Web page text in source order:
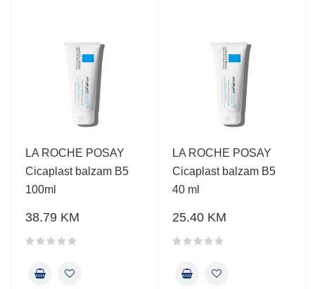
LA ROCHE POSAY
Cicaplast balzam B5
100ml
38.79 KM
LA ROCHE POSAY
Cicaplast balzam B5
40 ml
25.40 KM